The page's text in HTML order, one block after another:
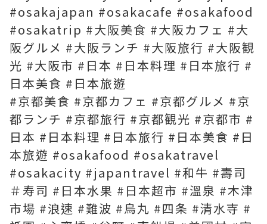
#osakajapan #osakacafe #osakafood
#osakatrip #大阪美食 #大阪カフェ #大
阪グルメ #大阪ランチ #大阪旅行 #大阪観
光 #大阪市 #日本 #日本料理 #日本旅行 #
日本美食 #日本旅遊
#京都美食 #京都カフェ #京都グルメ #京
都ランチ #京都旅行 #京都観光 #京都市 #
日本 #日本料理 #日本旅行 #日本美食 #日
本旅遊 #osakafood #osakatravel
#osakacity #japantravel #和牛 #壽司
＃寿司 #日本水果 #日本超市 #溫泉 #木津
市場 #浪速 #難波 #烏丸 #四条 #清水寺 #